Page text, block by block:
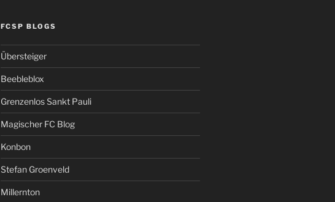
FCSP BLOGS
Übersteiger
Beebleblox
Grenzenlos Sankt Pauli
Magischer FC Blog
Konbon
Stefan Groenveld
Millernton